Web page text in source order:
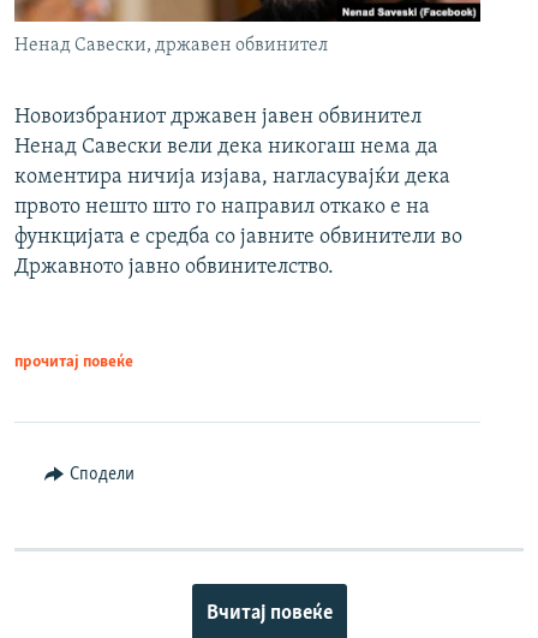
Ненад Савески, државен обвинител
Новоизбраниот државен јавен обвинител
Ненад Савески вели дека никогаш нема да
коментира ничија изјава, нагласувајќи дека
првото нешто што го направил откако е на
функцијата е средба со јавните обвинители во
Државното јавно обвинителство.
прочитај повеќе
Сподели
Вчитај повеќе